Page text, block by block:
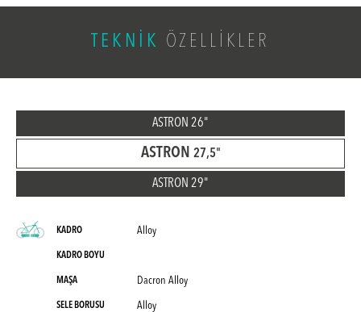
TEKNİK ÖZELLİKLER
ASTRON 26"
ASTRON 27,5"
ASTRON 29"
KADRO Alloy
KADRO BOYU
MAŞA Dacron Alloy
SELE BORUSU Alloy